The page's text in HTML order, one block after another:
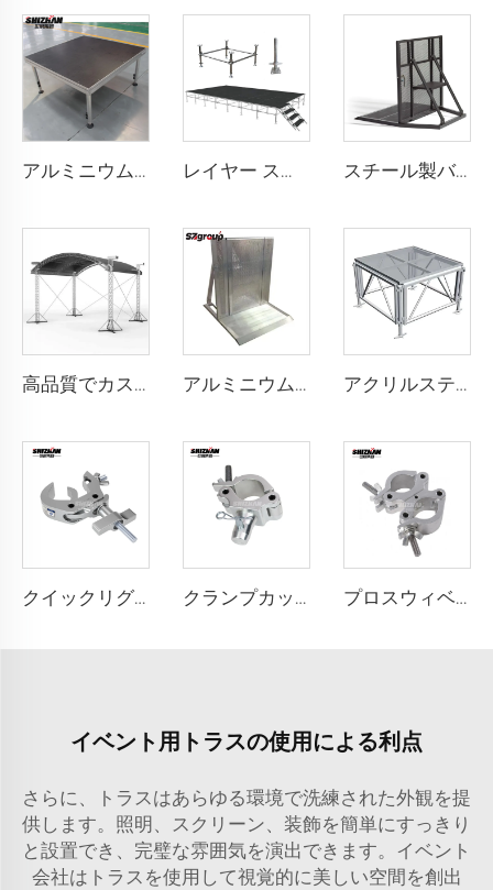
アルミニウム製ポータブルステージ レイヤー ステージ スチール製バリヤー
高品質でカスタマイズ可能なアルミニウム製DJ照明トラス水栓トラス、ポータブルアルミニウム合金トラスディスプレイ アルミニウム製バリヤードア アクリルステージ
クイックリグクランプ クランプカップラー プロスウィベルクランプ
イベント用トラスの使用による利点
さらに、トラスはあらゆる環境で洗練された外観を提
供します。照明、スクリーン、装飾を簡単にすっきり
と設置でき、完璧な雰囲気を演出できます。イベント
会社はトラスを使用して視覚的に美しい空間を創出